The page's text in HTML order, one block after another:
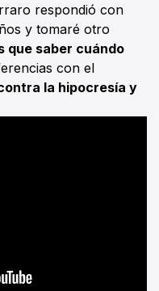
respondió con
y tomaré otro
que saber cuándo
con el
la hipocresía y